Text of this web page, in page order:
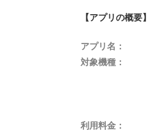
【アプリの概要】
アプリ名：
対象機種：
利用料金：